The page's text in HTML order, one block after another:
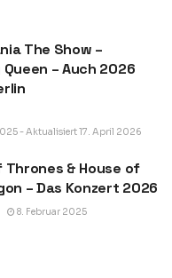
The Show –
– Auch 2026
- Aktualisiert 17. April 2026
Thrones & House of
– Das Konzert 2026
8. Februar 2025